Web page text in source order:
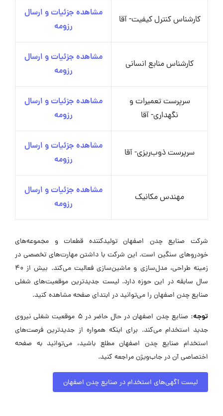
کارشناس کنترل کیفیت- آقا
مشاهده جزئیات و ارسال
رزومه
کارشناس منابع انسانی
مشاهده جزئیات و ارسال
رزومه
سرپرست تعمیرات و
نگهداری- آقا
مشاهده جزئیات و ارسال
رزومه
سرپرست ذوب‌ریزی- آقا
مشاهده جزئیات و ارسال
رزومه
مهندس مکانیک
مشاهده جزئیات و ارسال
رزومه
شرکت صنایع چدن اصفهان تولیدکننده قطعات و مجموعه‌های
خودروهای سنگین است. این شرکت با داشتن مهارت‌های تخصصی در
زمینه طراحی، مدل‌سازی و ماشین‌سازی فعالیت می‌کند. بیش از 40
سال سابقه در این حوزه دارد. لیست جدیدترین موقعیت‌های شغلی
صنایع چدن اصفهان را می‌توانید در ابتدای صفحه مشاهده کنید.
توجه:
صنایع چدن اصفهان در حال حاضر در ۵ موقعیت شغلی نیروی
جدید استخدام می‌کند. برای اینکه همواره از جدیدترین فرصت‌های
استخدام صنایع چدن اصفهان مطلع باشید، می‌توانید به صفحه
اختصاصی آن در جاب‌ویژن مراجعه کنید.
لیست آگهی‌های استخدام در صنایع چدن اصفهان